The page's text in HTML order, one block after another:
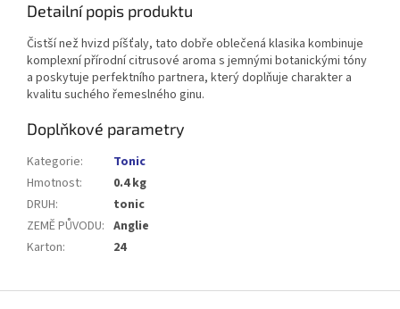
Detailní popis produktu
Čistší než hvizd píšťaly, tato dobře oblečená klasika kombinuje
komplexní přírodní citrusové aroma s jemnými botanickými tóny
a poskytuje perfektního partnera, který doplňuje charakter a
kvalitu suchého řemeslného ginu.
Doplňkové parametry
Kategorie:
Tonic
Hmotnost:
0.4 kg
DRUH:
tonic
ZEMĚ PŮVODU: Anglie
Karton: 24